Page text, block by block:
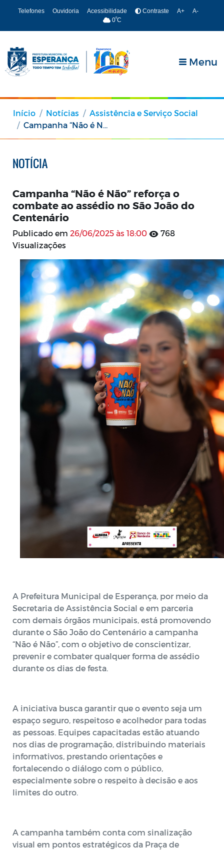
Telefones Ouvidoria Acessibilidade Contraste A+
A-
0ºC
Menu
Início Notícias
Assistência e Serviço Social
Campanha “Não é Não” reforça o combate ao assédio no São João do Centenário
NOTÍCIA
Campanha “Não é Não” reforça o
combate ao assédio no São João do
Centenário
Publicado em 26/06/2025 às 18:00
768
Visualizações
A Prefeitura Municipal de Esperança, por meio da
Secretaria de Assistência Social e em parceria
com demais órgãos municipais, está promovendo
durante o São João do Centenário a campanha
“Não é Não”, com o objetivo de conscientizar,
prevenir e combater qualquer forma de assédio
durante os dias de festa.
A iniciativa busca garantir que o evento seja um
espaço seguro, respeitoso e acolhedor para todas
as pessoas. Equipes capacitadas estão atuando
nos dias de programação, distribuindo materiais
informativos, prestando orientações e
fortalecendo o diálogo com o público,
especialmente sobre o respeito à decisão e aos
limites do outro.
A campanha também conta com sinalização
visual em pontos estratégicos da Praça de